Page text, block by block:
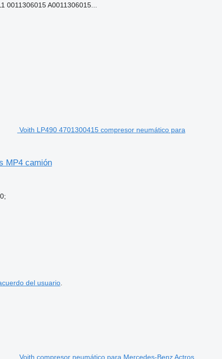
A0011306015...
Voith LP490 4701300415 compresor neumático para
MP4 camión
del usuario.
Voith compresor neumático para Mercedes-Benz Actros